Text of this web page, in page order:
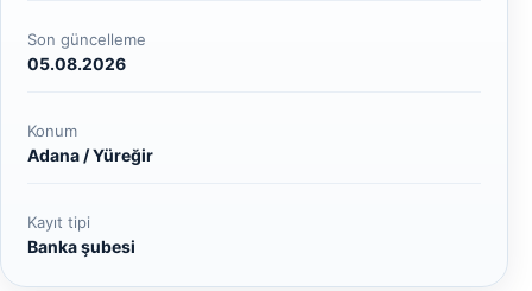
Son güncelleme
05.08.2026
Konum
Adana / Yüreğir
Kayıt tipi
Banka şubesi